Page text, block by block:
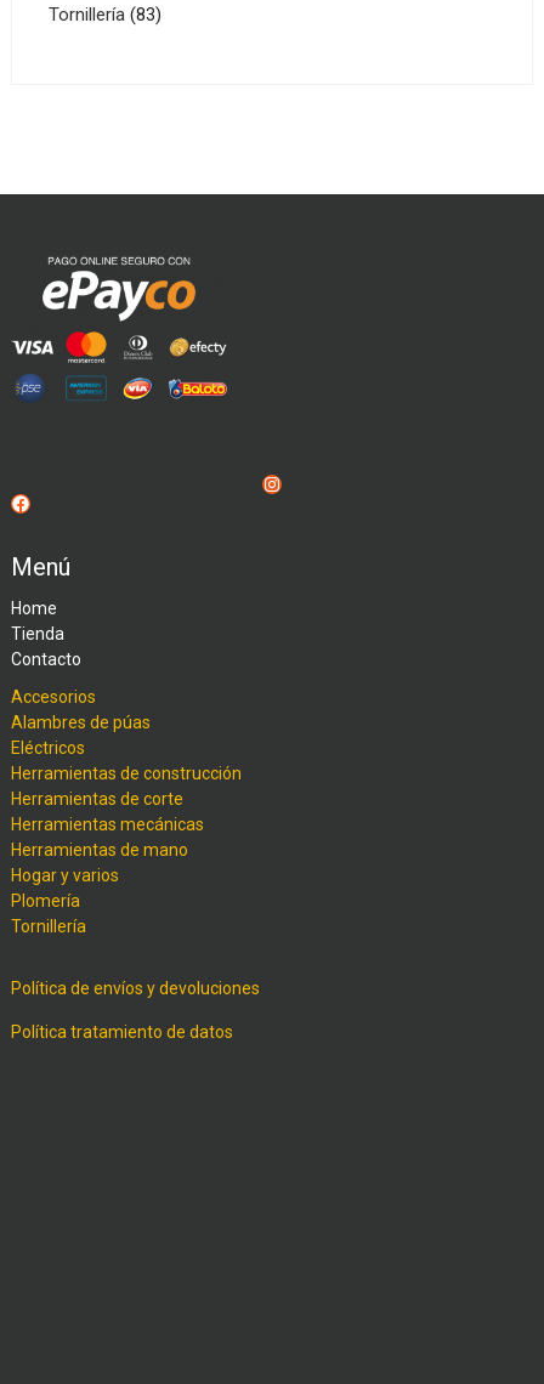
productos
Tornillería 8383
Instagram
Facebook
Menú
Home
Tienda
Contacto
Accesorios
Alambres de púas
Eléctricos
Herramientas de construcción
Herramientas de corte
Herramientas mecánicas
Herramientas de mano
Hogar y varios
Plomería
Tornillería
Política de envíos y devoluciones
Política tratamiento de datos